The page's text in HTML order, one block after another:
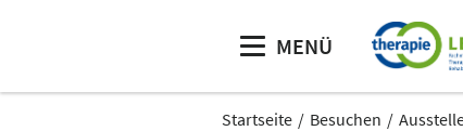
MENÜ
Startseite Besuchen